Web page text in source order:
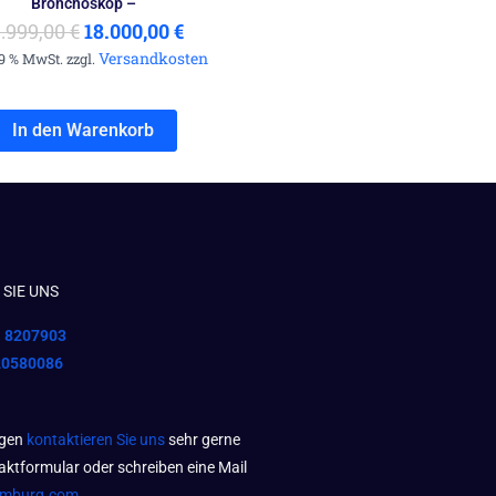
€18.000,00€
% MwSt. zzgl. Versandkosten
In den Warenkorb
UNS
8207903
kontaktieren Sie unssehr gerne
oder schreiben eine Mail